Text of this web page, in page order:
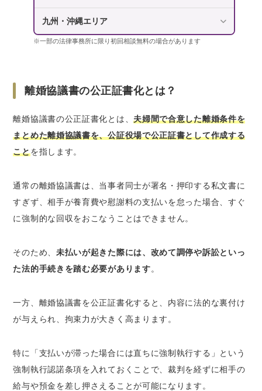
九州・沖縄エリア
※一部の法律事務所に限り初回相談無料の場合があります
離婚協議書の公正証書化とは？
離婚協議書の公正証書化とは、夫婦間で合意した離婚条件を
まとめた離婚協議書を、公証役場で公正証書として作成する
ことを指します。
通常の離婚協議書は、当事者同士が署名・押印する私文書に
すぎず、相手が養育費や慰謝料の支払いを怠った場合、すぐ
に強制的な回収をおこなうことはできません。
そのため、 未払いが起きた際には、改めて調停や訴訟といっ
た法的手続きを踏む必要があります。
一方、離婚協議書を公正証書化すると、内容に法的な裏付け
が与えられ、拘束力が大きく高まります。
特に「支払いが滞った場合には直ちに強制執行する」という
強制執行認諾条項を入れておくことで、裁判を経ずに相手の
給与や預金を差し押さえることが可能になります。